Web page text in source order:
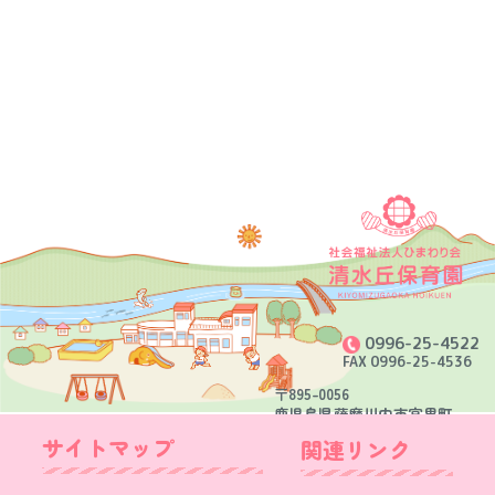
0996-25-4522
FAX 0996-25-4536
〒895-0056
鹿児島県薩摩川内市宮里町
3048番地9
サイトマップ 関連リンク